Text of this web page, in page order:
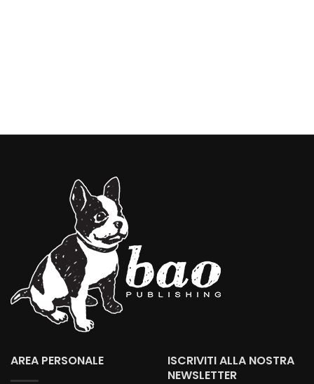
AREA PERSONALE
ISCRIVITI ALLA NOSTRA
NEWSLETTER